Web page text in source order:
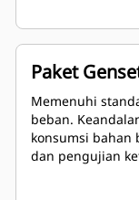
Paket
Memenuhi
beban.
konsumsi bahan
dan pengujian